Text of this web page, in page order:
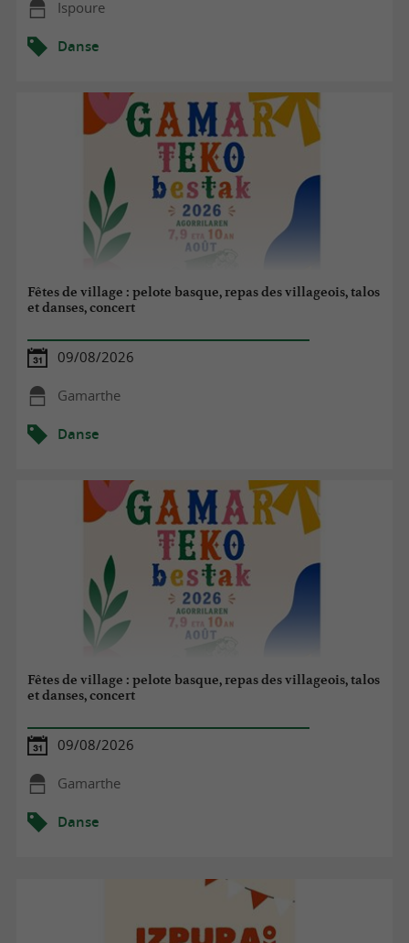
Ispoure
Danse
Fêtes de village : pelote basque, repas des villageois, talos
et danses, concert
09/08/2026
Gamarthe
Danse
Fêtes de village : pelote basque, repas des villageois, talos
et danses, concert
09/08/2026
Gamarthe
Danse